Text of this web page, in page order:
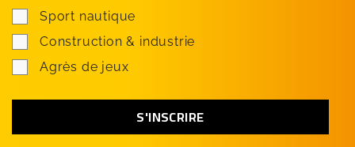
Sport nautique
Construction & industrie
Agrès de jeux